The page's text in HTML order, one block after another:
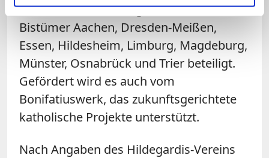
München und Freising sowie die
Bistümer Aachen, Dresden-Meißen,
Essen, Hildesheim, Limburg, Magdeburg,
Münster, Osnabrück und Trier beteiligt.
Gefördert wird es auch vom
Bonifatiuswerk, das zukunftsgerichtete
katholische Projekte unterstützt.
Nach Angaben des Hildegardis-Vereins